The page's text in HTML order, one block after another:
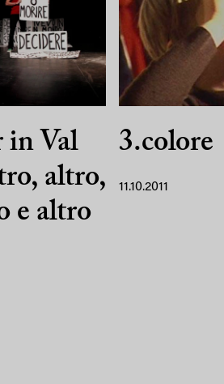
in Val
altro,
e altro
3.colore
11.10.2011